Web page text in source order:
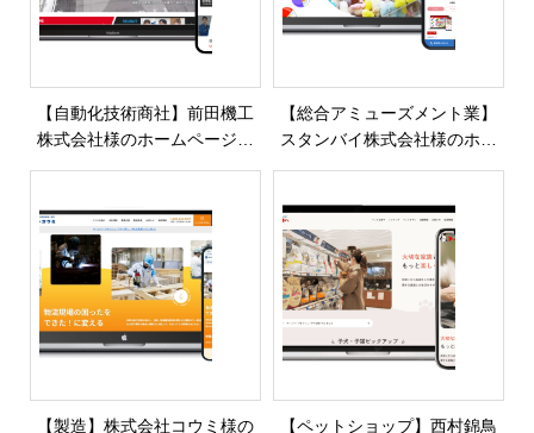
【自動化技術商社】前田機工
株式会社様のホームページを
制作・公開しました
【総合アミューズメント業】
スタンバイ株式会社様のホー
ムページを制作・公開しまし
【製造】株式会社コウミ様の
【ペットショップ】西村錦鳥